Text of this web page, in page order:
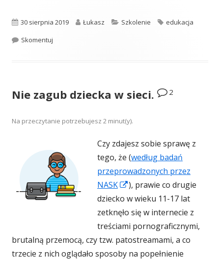
Opublikowano
30 sierpnia 2019 Autor
Łukasz Kategorie
Szkolenie Tagi
edukacja
Skomentuj
Nie zagub dziecka w sieci. 2
Na przeczytanie potrzebujesz 2 minut(y).
Czy zdajesz sobie sprawę z
tego, że (według badań
przeprowadzonych przez
NASK
Strona
otwiera
się
w
nowym
oknie
), prawie co drugie
dziecko w wieku 11-17 lat
zetknęło się w internecie z
treściami pornograficznymi,
brutalną przemocą, czy tzw. patostreamami, a co
trzecie z nich oglądało sposoby na popełnienie